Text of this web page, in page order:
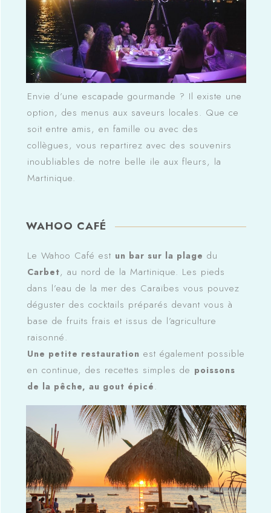
Envie d’une escapade gourmande ? Il existe une
option, des menus aux saveurs locales. Que ce
soit entre amis, en famille ou avec des
collègues, vous repartirez avec des souvenirs
inoubliables de notre belle ile aux fleurs, la
Martinique.
WAHOO CAFÉ
Le Wahoo Café est un bar sur la plage du
Carbet, au nord de la Martinique. Les pieds
dans l’eau de la mer des Caraïbes vous pouvez
déguster des cocktails préparés devant vous à
base de fruits frais et issus de l’agriculture
raisonné.
Une petite restauration est également possible
en continue, des recettes simples de poissons
de la pêche, au gout épicé .